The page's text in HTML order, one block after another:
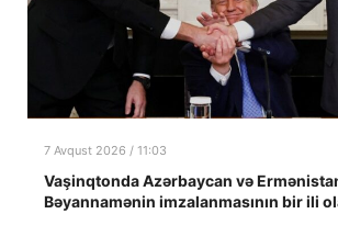
7 Avqust 2026 / 11:03
Vaşinqtonda Azərbaycan və
Bəyannamənin imzalanmasının bir ili